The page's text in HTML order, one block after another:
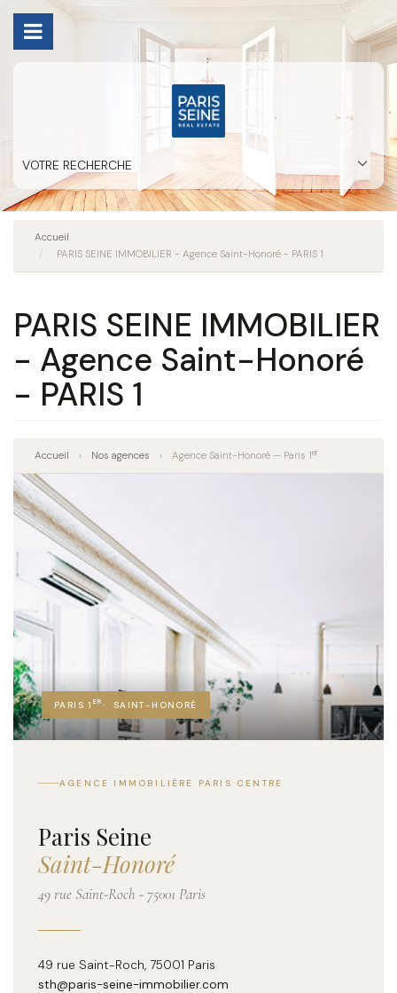
VOTRE RECHERCHE
Accueil
PARIS SEINE IMMOBILIER - Agence Saint-Honoré - PARIS 1
PARIS SEINE IMMOBILIER
- Agence Saint-Honoré
- PARIS 1
Accueil › Nos agences › Agence Saint-Honoré — Paris 1er
PARIS 1 ER · SAINT-HONORÉ
AGENCE IMMOBILIÈRE PARIS CENTRE
Paris Seine
Saint-Honoré
49 rue Saint-Roch - 75001 Paris
49 rue Saint-Roch, 75001 Paris
sth@paris-seine-immobilier.com